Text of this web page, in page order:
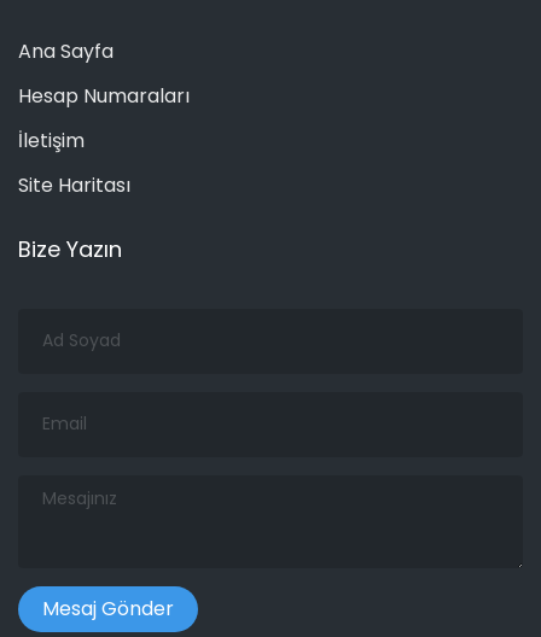
Ana Sayfa
Hesap Numaraları
İletişim
Site Haritası
Bize Yazın
Mesajınız